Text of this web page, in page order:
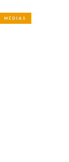
MÉDIAS